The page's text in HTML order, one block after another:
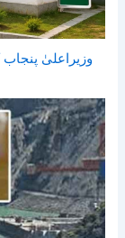
وزیراعلیٰ پنجاب